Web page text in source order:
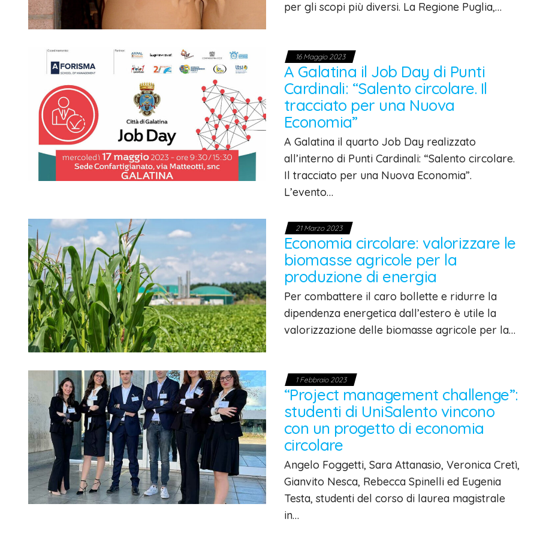
per gli scopi più diversi. La Regione Puglia,…
16 Maggio 2023
A Galatina il Job Day di Punti
Cardinali: “Salento circolare. Il
tracciato per una Nuova
Economia”
A Galatina il quarto Job Day realizzato
all’interno di Punti Cardinali: “Salento circolare.
Il tracciato per una Nuova Economia”.
L’evento…
21 Marzo 2023
Economia circolare: valorizzare le
biomasse agricole per la
produzione di energia
Per combattere il caro bollette e ridurre la
dipendenza energetica dall’estero è utile la
valorizzazione delle biomasse agricole per la…
1 Febbraio 2023
“Project management challenge”:
studenti di UniSalento vincono
con un progetto di economia
circolare
Angelo Foggetti, Sara Attanasio, Veronica Cretì,
Gianvito Nesca, Rebecca Spinelli ed Eugenia
Testa, studenti del corso di laurea magistrale
in…